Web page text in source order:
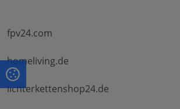
fpv24.com
homeliving.de
lichterkettenshop24.de